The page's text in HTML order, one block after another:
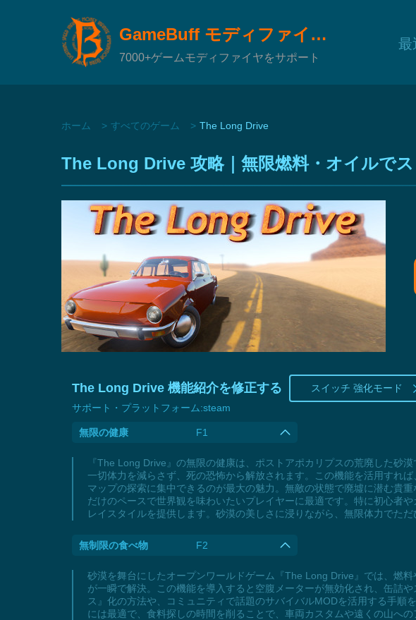
GameBuff モディファイヤモディファイヤ
7000+ゲームモディファイヤをサポート
最
ホーム すべてのゲーム The Long Drive
The Long Drive 攻略｜無限燃料・オイルで
The Long Drive 機能紹介を修正する
スイッチ 強化モード
サポート・プラットフォーム:steam
無限の健康 F1
『The Long Drive』の無限の健康は、ポストアポカリプスの荒廃した砂
一切体力を減らさず、死の恐怖から解放されます。この機能を活用すれ
マップの探索に集中できるのが最大の魅力。無敵の状態で廃墟に潜む貴
だけのペースで世界観を味わいたいプレイヤーに最適です。特に初心者
レイスタイルを提供します。砂漠の美しさに浸りながら、無限体力でた
無制限の食べ物 F2
砂漠を舞台にしたオープンワールドゲーム『The Long Drive』では、燃
が一瞬で解決。この機能を導入すると空腹メーターが無効化され、缶詰
ス』化の方法や、コミュニティで話題のサバイバルMODを活用する手
には最適で、食料探しの時間を削ることで、車両カスタムや遠くの山へ